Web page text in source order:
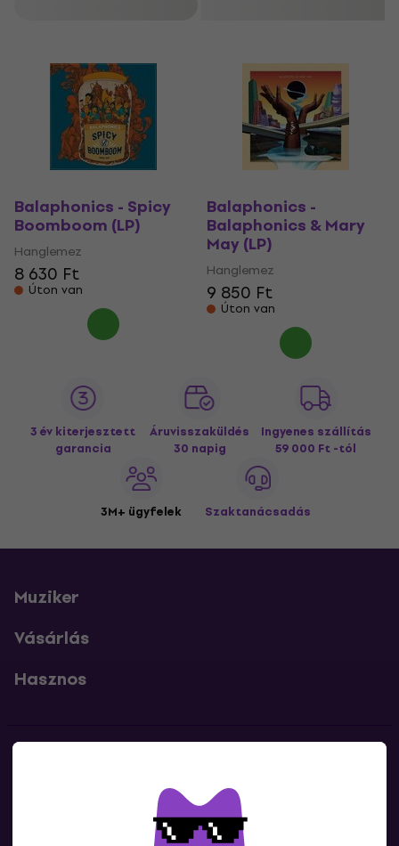
Balaphonics - Spicy
Boomboom (LP)
Hanglemez
8 630 Ft
Úton van
Balaphonics -
Balaphonics & Mary
May (LP)
Hanglemez
9 850 Ft
Úton van
3 év kiterjesztett
garancia
Áruvisszaküldés
30 napig
Ingyenes szállítás
59 000 Ft -tól
3M+ ügyfelek Szaktanácsadás
Muziker
Vásárlás
Hasznos
Lépj kapcsolatba velünk